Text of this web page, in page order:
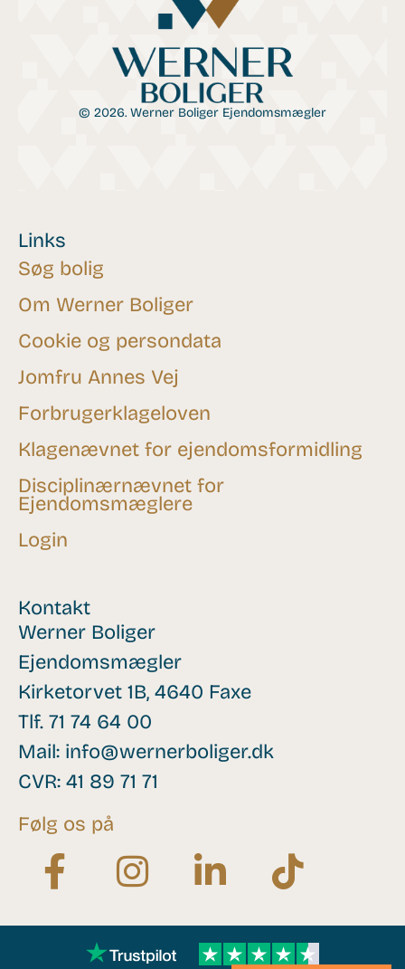
© 2026. Werner Boliger Ejendomsmægler
Kontakt
Werner Boliger
Ejendomsmægler
Kirketorvet 1B, 4640 Faxe
Tlf. 71 74 64 00
Mail: info@wernerboliger.dk
CVR: 41 89 71 71
Følg os på
Links
Søg bolig
Om Werner Boliger
Cookie og persondata
Jomfru Annes Vej
Forbrugerklageloven
Klagenævnet for ejendomsformidling
Disciplinærnævnet for
Ejendomsmæglere
Login